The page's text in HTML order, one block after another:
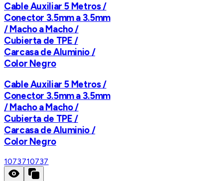
Cable Auxiliar 5 Metros /
Conector 3.5mm a 3.5mm
/ Macho a Macho /
Cubierta de TPE /
Carcasa de Aluminio /
Color Negro
Cable Auxiliar 5 Metros /
Conector 3.5mm a 3.5mm
/ Macho a Macho /
Cubierta de TPE /
Carcasa de Aluminio /
Color Negro
1073710737